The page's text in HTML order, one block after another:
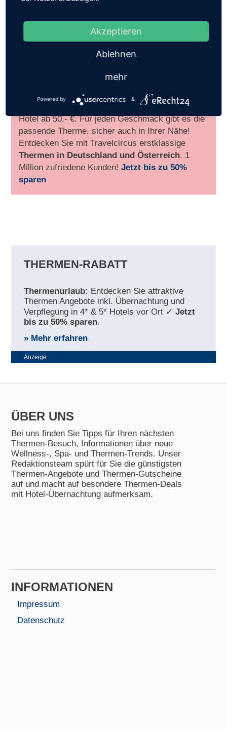
Auszeit und entdecken Sie attraktive
Angebote inkl. Übernachtung und Verpflegung
in Top 4* & 5* Hotels
. Thermen-Angebote inkl.
Hotel ab 50,- €. Für jeden Geschmack gibt es die
passende Therme, sicher auch in Ihrer Nähe!
Entdecken Sie mit Travelcircus erstklassige
Thermen in Deutschland und Österreich. 1
Million zufriedene Kunden!Jetzt bis zu 50%
sparen
THERMEN-RABATT
Thermenurlaub: Entdecken Sie attraktive
Thermen Angebote inkl. Übernachtung und
Verpflegung in 4* & 5* Hotels vor Ort ✓Jetzt
bis zu 50% sparen.
» Mehr erfahren
Anzeige
ÜBER UNS
Bei uns finden Sie Tipps für Ihren nächsten
Thermen-Besuch, Informationen über neue
Wellness-, Spa- und Thermen-Trends. Unser
Redaktionsteam spürt für Sie die günstigsten
Thermen-Angebote und Thermen-Gutscheine
auf und macht auf besondere Thermen-Deals
mit Hotel-Übernachtung aufmerksam.
INFORMA­TIONEN
Impressum
Datenschutz
Akzeptieren
Ablehnen
mehr
Powered by &